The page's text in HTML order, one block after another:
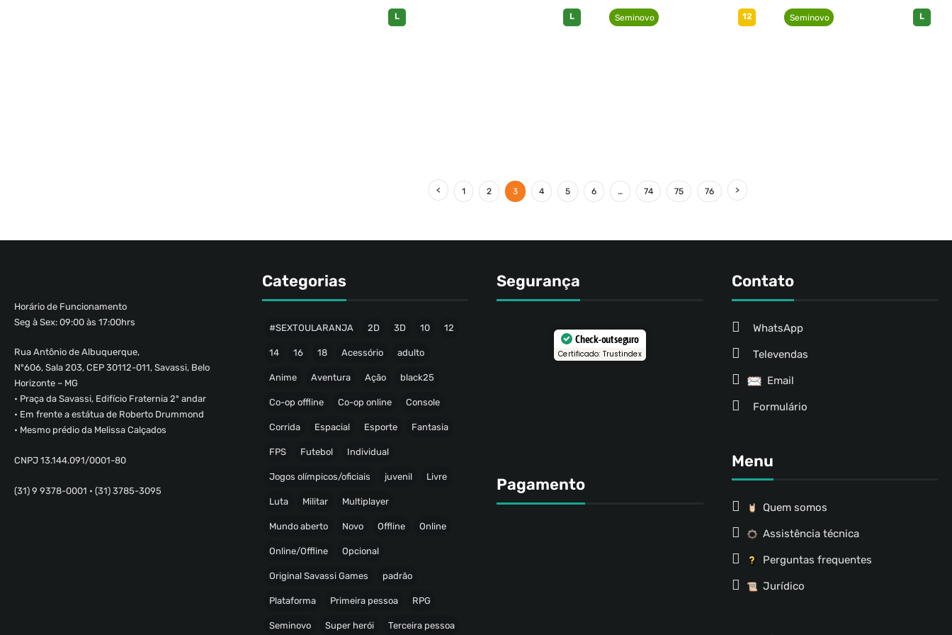
L L Seminovo 12 Seminovo L
1 2 3 4 5 6 … 74 75 76
Horário de Funcionamento
Seg à Sex: 09:00 às 17:00hrs
Rua Antônio de Albuquerque,
Nº606, Sala 203, CEP 30112-011, Savassi, Belo
Horizonte – MG
• Praça da Savassi, Edifício Fraternia 2º andar
• Em frente a estátua de Roberto Drummond
• Mesmo prédio da Melissa Calçados
CNPJ 13.144.091/0001-80
(31) 9 9378-0001 • (31) 3785-3095
Categorias
#SEXTOULARANJA 2D 3D 10 12
14 16 18 Acessório adulto
Anime Aventura Ação black25
Co-op offline Co-op online Console
Corrida Espacial Esporte Fantasia
FPS Futebol Individual
Jogos olímpicos/oficiais juvenil Livre
Luta Militar Multiplayer
Mundo aberto Novo Offline Online
Online/Offline Opcional
Original Savassi Games padrão
Plataforma Primeira pessoa RPG
Seminovo Super herói Terceira pessoa
Segurança
Check-out seguro
Certificado: Trustindex
Pagamento
Contato
WhatsApp
Televendas
Email
Formulário
Menu
Quem somos
Assistência técnica
Perguntas frequentes
Jurídico